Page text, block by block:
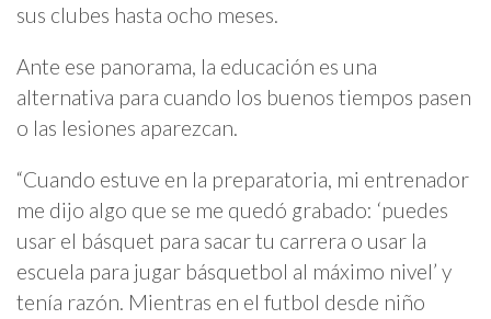
sus clubes hasta ocho meses.
Ante ese panorama, la educación es una
alternativa para cuando los buenos tiempos pasen
o las lesiones aparezcan.
“Cuando estuve en la preparatoria, mi entrenador
me dijo algo que se me quedó grabado: ‘puedes
usar el básquet para sacar tu carrera o usar la
escuela para jugar básquetbol al máximo nivel’ y
tenía razón. Mientras en el futbol desde niño